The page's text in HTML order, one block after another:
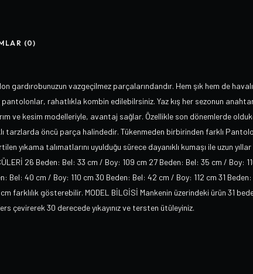
(0)
gardırobunuzun vazgeçilmez parçalarındandır. Hem şık hem de
rahatlıkla kombin edilebilrsiniz. Yaz kış her sezonun
ve kesim modelleriyle, avantaj sağlar. Özellikle son dönemlerde
tarzlarda öncü parça halindedir. Tükenmeden birbirinden farklı
yıkama talımatlarını uyulduğu sürece dayanıklı kumaşı ile uzun yıllar
26 Beden: Bel: 33 cm / Boy: 109 cm 27 Beden: Bel: 35 cm / Boy:
Bel: 40 cm / Boy: 110 cm 30 Beden: Bel: 42 cm / Boy: 112 cm 31 Beden:
farklılık gösterebilir. MODEL BİLGİSİ Mankenin üzerindeki ürün 31
çevirerek 30 derecede yıkayınız ve tersten ütüleyiniz.